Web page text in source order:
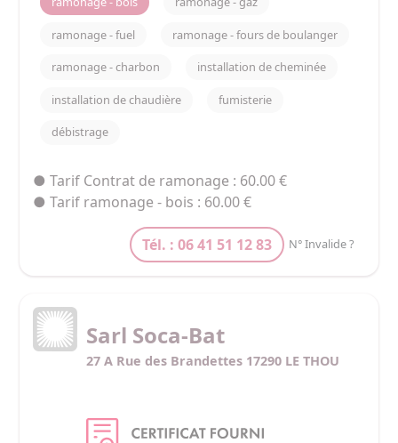
ramonage - fuel ramonage - fours de boulanger
ramonage - charbon installation de cheminée
installation de chaudière fumisterie
débistrage
● Tarif Contrat de ramonage : 60.00 €
● Tarif ramonage - bois : 60.00 €
Tél. : 06 41 51 12 83 N° Invalide ?
Sarl Soca-Bat
27 A Rue des Brandettes 17290 LE THOU